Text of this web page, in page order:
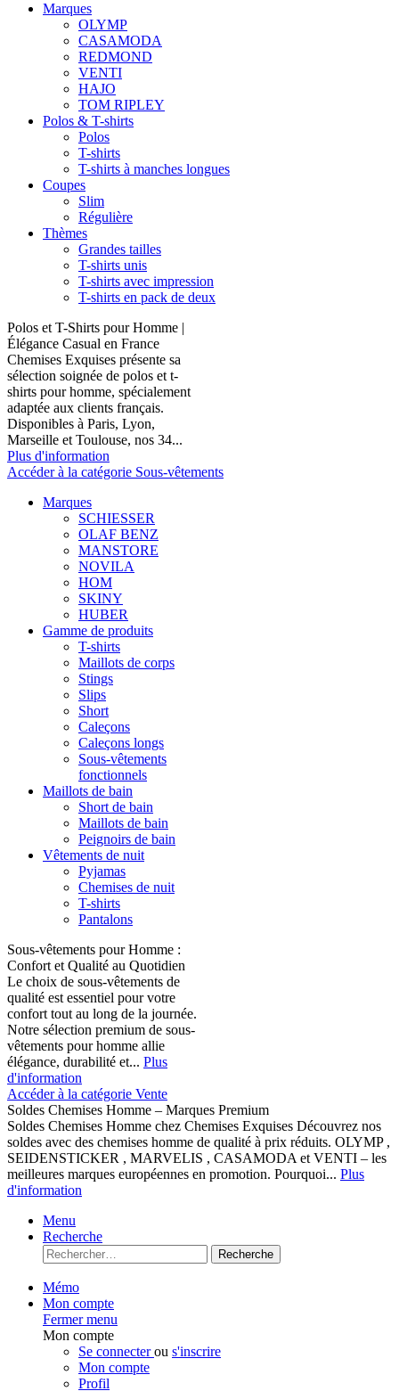
Marques
OLYMP
CASAMODA
REDMOND
VENTI
HAJO
TOM RIPLEY
Polos & T-shirts
Polos
T-shirts
T-shirts à manches longues
Coupes
Slim
Régulière
Thèmes
Grandes tailles
T-shirts unis
T-shirts avec impression
T-shirts en pack de deux
Polos et T-Shirts pour Homme |
Élégance Casual en France
Chemises Exquises présente sa
sélection soignée de polos et t-
shirts pour homme, spécialement
adaptée aux clients français.
Disponibles à Paris, Lyon,
Marseille et Toulouse, nos 34...
Plus d'information
Accéder à la catégorie Sous-vêtements
Marques
SCHIESSER
OLAF BENZ
MANSTORE
NOVILA
HOM
SKINY
HUBER
Gamme de produits
T-shirts
Maillots de corps
Stings
Slips
Short
Caleçons
Caleçons longs
Sous-vêtements
fonctionnels
Maillots de bain
Short de bain
Maillots de bain
Peignoirs de bain
Vêtements de nuit
Pyjamas
Chemises de nuit
T-shirts
Pantalons
Sous-vêtements pour Homme :
Confort et Qualité au Quotidien
Le choix de sous-vêtements de
qualité est essentiel pour votre
confort tout au long de la journée.
Notre sélection premium de sous-
vêtements pour homme allie
élégance, durabilité et... Plus
d'information
Accéder à la catégorie Vente
Soldes Chemises Homme – Marques Premium
Soldes Chemises Homme chez Chemises Exquises Découvrez nos
soldes avec des chemises homme de qualité à prix réduits. OLYMP ,
SEIDENSTICKER , MARVELIS , CASAMODA et VENTI – les
meilleures marques européennes en promotion. Pourquoi... Plus
d'information
Menu
Recherche
Recherche
Mémo
Mon compte
Fermer menu
Mon compte
Se connecterou s'inscrire
Mon compte
Profil